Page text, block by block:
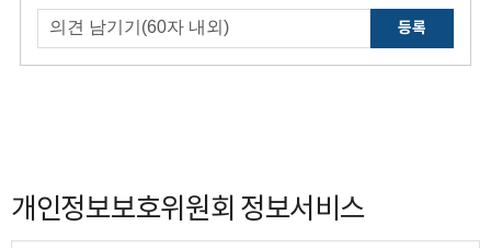
등록
개인정보보호위원회 정보서비스